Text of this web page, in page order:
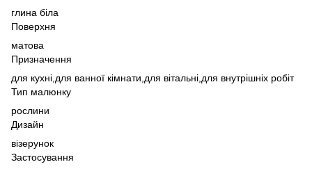
глина біла
Поверхня
матова
Призначення
для кухні, для ванної кімнати, для вітальні, для внутрішніх робіт
Тип малюнку
рослини
Дизайн
візерунок
Застосування